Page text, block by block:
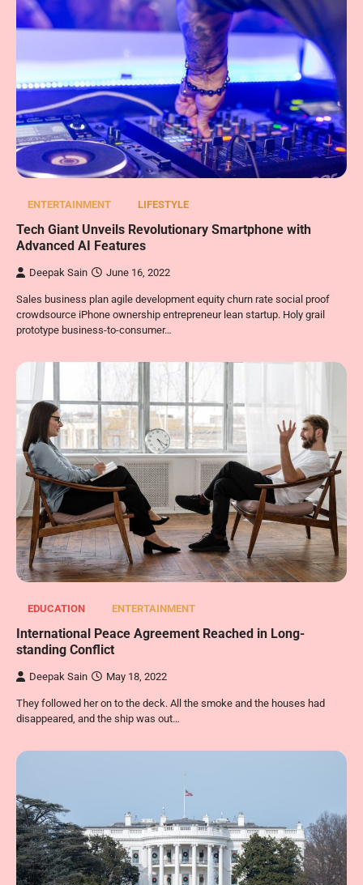
ENTERTAINMENT LIFESTYLE
Tech Giant Unveils Revolutionary Smartphone with
Advanced AI Features
Deepak Sain June 16, 2022
Sales business plan agile development equity churn rate social proof
crowdsource iPhone ownership entrepreneur lean startup. Holy grail
prototype business-to-consumer…
EDUCATION ENTERTAINMENT
International Peace Agreement Reached in Long-
standing Conflict
Deepak Sain May 18, 2022
They followed her on to the deck. All the smoke and the houses had
disappeared, and the ship was out…